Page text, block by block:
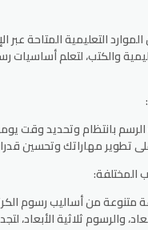
التعليمية المتاحة عبر
والكتب، لتعلم أساسيات
بانتظام وتحديد وقت
تطوير مهاراتك وتحسين
المختلفة:
من أساليب رسوم
والرسوم ثلاثية الأبعاد،